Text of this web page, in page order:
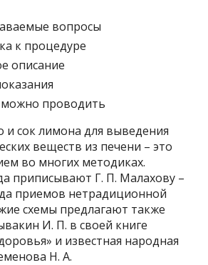
вопросы
к процедуре
описание
можно проводить
и сок лимона для выведения
веществ из печени – это
во многих методиках.
приписывают Г. П. Малахову –
приемов нетрадиционной
схемы предлагают также
И. П. в своей книге
и известная народная
Н. А.